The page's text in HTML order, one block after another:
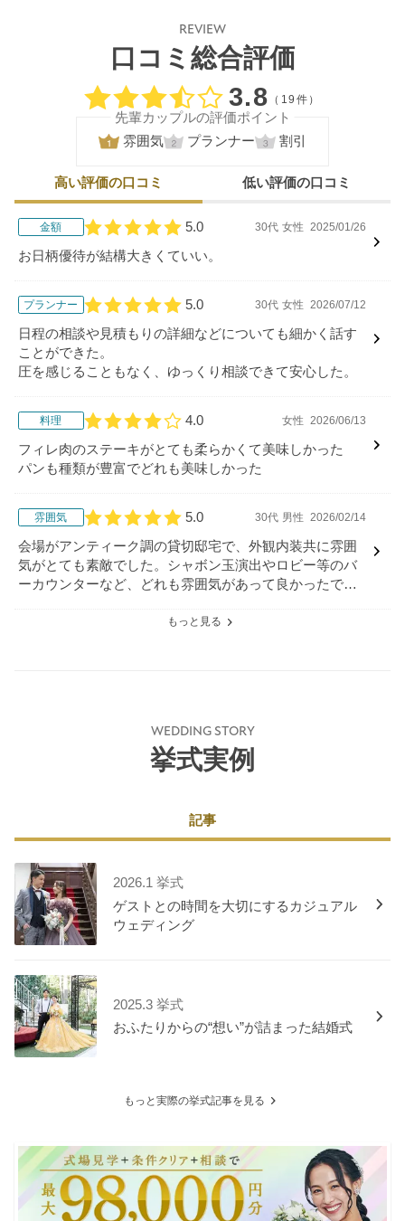
REVIEW
口コミ総合評価
口コミ評価
3.8 （19件）
先輩カップルの評価ポイント
雰囲気
プランナー 割引
高い評価の口コミ 低い評価の口コミ
金額
口コミ評価
5.0 30代 女性 2025/01/26
お日柄優待が結構大きくていい。
プランナー
口コミ評価
5.0 30代 女性 2026/07/12
日程の相談や見積もりの詳細などについても細かく話す
ことができた。
圧を感じることもなく、ゆっくり相談できて安心した。
料理
口コミ評価
4.0 女性 2026/06/13
フィレ肉のステーキがとても柔らかくて美味しかった
パンも種類が豊富でどれも美味しかった
雰囲気
口コミ評価
5.0 30代 男性 2026/02/14
会場がアンティーク調の貸切邸宅で、外観内装共に雰囲
気がとても素敵でした。シャボン玉演出やロビー等のバ
ーカウンターなど、どれも雰囲気があって良かったで
もっと見る
WEDDING STORY
挙式実例
記事
2026.1 挙式
ゲストとの時間を大切にするカジュアル
ウェディング
2025.3 挙式
おふたりからの“想い”が詰まった結婚式
もっと実際の挙式記事を見る